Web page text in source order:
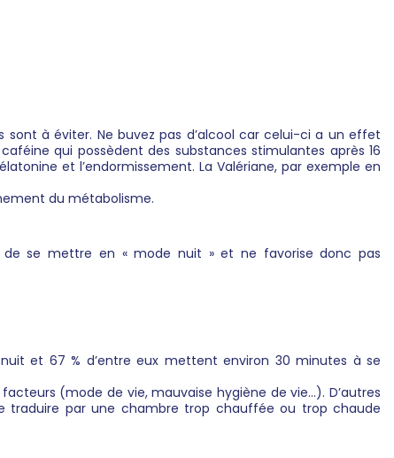
à éviter. Ne buvez pas d’alcool car celui-ci a un effet
qui possèdent des substances stimulantes après 16
et l’endormissement. La Valériane, par exemple en
du métabolisme.
se mettre en « mode nuit » et ne favorise donc pas
et 67 % d’entre eux mettent environ 30 minutes à se
(mode de vie, mauvaise hygiène de vie…). D’autres
traduire par une chambre trop chauffée ou trop chaude